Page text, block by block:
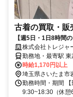
古着の買取・販
【週5日・1日8時間
型・髪色・ネイル・
株式会社トレジャ
勤務地・最寄駅
時給1,170円以上
埼玉県さいたま市
勤務時間・期間 【
9:30~18:30（休憩